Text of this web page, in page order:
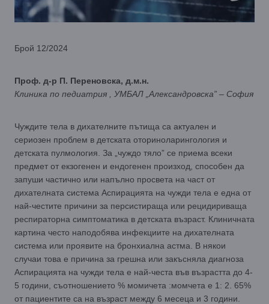
Брой 12/2024
Проф. д-р П. Переновска, д.м.н.
Клиника по педиатрия , УМБАЛ „Александровска” – София
Чуждите тела в дихателните пътища са актуален и
сериозен проблем в детската оториноларингология и
детската пулмология. За „чуждо тяло” се приема всеки
предмет от екзогенен и ендогенен произход, способен да
запуши частично или напълно просвета на част от
дихателната система Аспирацията на чужди тела е една от
най-честите причини за персистираща или рецидириваща
респираторна симптоматика в детската възраст. Клиничната
картина често наподобява инфекциите на дихателната
система или проявите на бронхиална астма. В някои
случаи това е причина за грешна или закъсняла диагноза
Аспирацията на чужди тела е най-честа във възрастта до 4-
5 години, съотношението % момичета :момчета е 1: 2. 65%
от пациентите са на възраст между 6 месеца и 3 години.